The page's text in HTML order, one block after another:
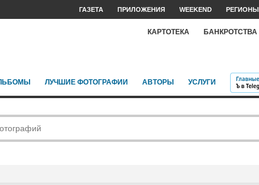
ГАЗЕТА ПРИЛОЖЕНИЯ WEEKEND РЕГИОНЫ
КАРТОТЕКА БАНКРОТСТВА
ЛУЧШИЕ ФОТОГРАФИИ АВТОРЫ УСЛУГИ